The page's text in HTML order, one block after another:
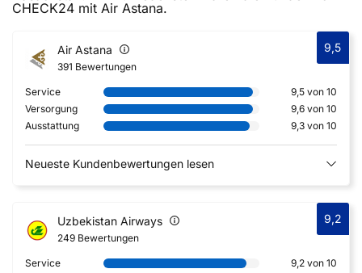
CHECK24 mit Air Astana.
Air Astana
391 Bewertungen
9,5
Service
9,5 von 10
Versorgung
9,6 von 10
Ausstattung
9,3 von 10
Neueste Kundenbewertungen lesen
Uzbekistan Airways
249 Bewertungen
9,2
Service
9,2 von 10